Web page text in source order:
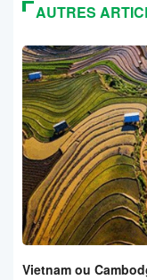
AUTRES
Vietnam ou